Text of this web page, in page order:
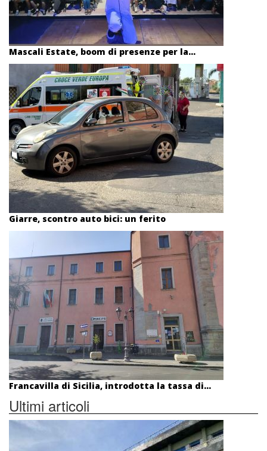
Mascali Estate, boom di presenze per la...
Giarre, scontro auto bici: un ferito
Francavilla di Sicilia, introdotta la tassa di...
Ultimi articoli